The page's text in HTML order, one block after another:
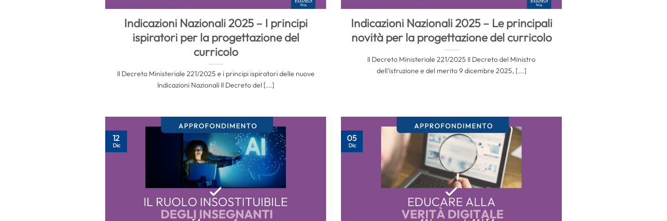
Indicazioni Nazionali 2025 – I principi
ispiratori per la progettazione del
curricolo
Il Decreto Ministeriale 221/2025 e i principi ispiratori delle nuove
Indicazioni Nazionali Il Decreto del [...]
Indicazioni Nazionali 2025 – Le principali
novità per la progettazione del curricolo
Il Decreto Ministeriale 221/2025 Il Decreto del Ministro
dell’istruzione e del merito 9 dicembre 2025, [...]
12
Dic
05
Dic